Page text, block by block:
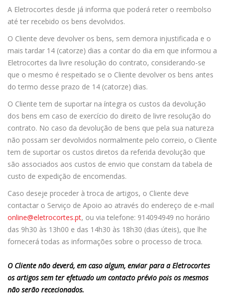
A Eletrocortes desde já informa que poderá reter o reembolso
até ter recebido os bens devolvidos.
O Cliente deve devolver os bens, sem demora injustificada e o
mais tardar 14 (catorze) dias a contar do dia em que informou a
Eletrocortes da livre resolução do contrato, considerando-se
que o mesmo é respeitado se o Cliente devolver os bens antes
do termo desse prazo de 14 (catorze) dias.
O Cliente tem de suportar na íntegra os custos da devolução
dos bens em caso de exercício do direito de livre resolução do
contrato. No caso da devolução de bens que pela sua natureza
não possam ser devolvidos normalmente pelo correio, o Cliente
tem de suportar os custos diretos da referida devolução que
são associados aos custos de envio que constam da tabela de
custo de expedição de encomendas.
Caso deseje proceder à troca de artigos, o Cliente deve
contactar o Serviço de Apoio ao através do endereço de e-mail
online@eletrocortes.pt, ou via telefone: 914094949 no horário
das 9h30 às 13h00 e das 14h30 às 18h30 (dias úteis), que lhe
fornecerá todas as informações sobre o processo de troca.
O Cliente não deverá, em caso algum, enviar para a Eletrocortes
os artigos sem ter efetuado um contacto prévio pois os mesmos
não serão rececionados.